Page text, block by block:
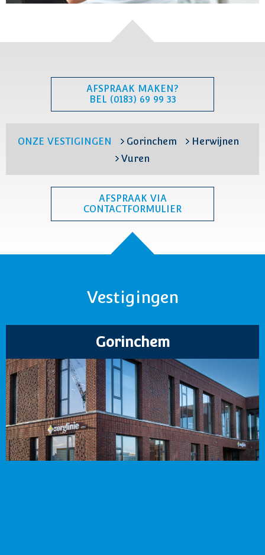
AFSPRAAK MAKEN?
BEL (0183) 69 99 33
ONZE VESTIGINGEN Gorinchem
Herwijnen
Vuren
AFSPRAAK VIA
CONTACTFORMULIER
Vestigingen
Gorinchem